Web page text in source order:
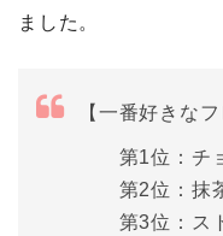
ました。
【一番好きな
第1位：チョ
第2位：抹
第3位：ス